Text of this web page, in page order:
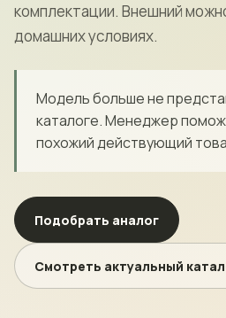
комплектации. Внешний
домашних условиях.
Модель больше не
каталоге. Менеджер
похожий действующий
Подобрать аналог
Смотреть актуальный